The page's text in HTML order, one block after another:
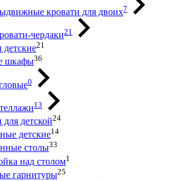
кровати для двоих7
чердаки21
21
шкафы36
0
13
детской24
детские14
столы33
над столом1
гарнитуры25